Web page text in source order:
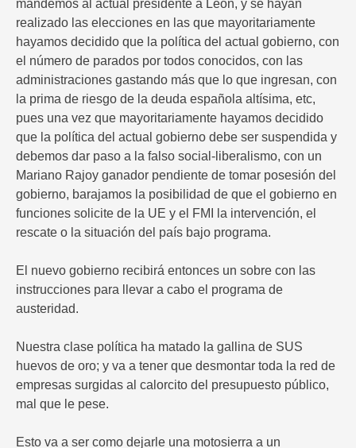
mandemos al actual presidente a León, y se hayan
realizado las elecciones en las que mayoritariamente
hayamos decidido que la política del actual gobierno, con
el número de parados por todos conocidos, con las
administraciones gastando más que lo que ingresan, con
la prima de riesgo de la deuda española altísima, etc,
pues una vez que mayoritariamente hayamos decidido
que la política del actual gobierno debe ser suspendida y
debemos dar paso a la falso social-liberalismo, con un
Mariano Rajoy ganador pendiente de tomar posesión del
gobierno, barajamos la posibilidad de que el gobierno en
funciones solicite de la UE y el FMI la intervención, el
rescate o la situación del país bajo programa.
El nuevo gobierno recibirá entonces un sobre con las
instrucciones para llevar a cabo el programa de
austeridad.
Nuestra clase política ha matado la gallina de SUS
huevos de oro; y va a tener que desmontar toda la red de
empresas surgidas al calorcito del presupuesto público,
mal que le pese.
Esto va a ser como dejarle una motosierra a un